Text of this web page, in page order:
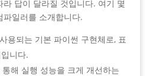
라 답이 달라질 것입니다. 여기 몇
일러를 소개합니다.
용되는 기본 파이썬 구현체로, 표
니다.
통해 실행 성능을 크게 개선하는